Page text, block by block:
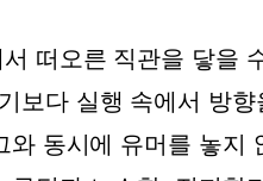
떠오른 직관을 닿을
보다 실행 속에서 방
와 동시에 유머를 놓지